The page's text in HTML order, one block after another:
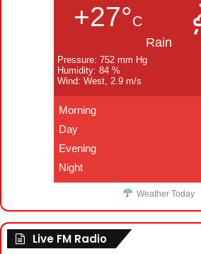
+27°C
Rain
Pressure: 752 mm Hg
Humidity: 84 %
Wind: West, 2.9 m/s
Morning
Day
Evening
Night
Weather Today
Live FM Radio